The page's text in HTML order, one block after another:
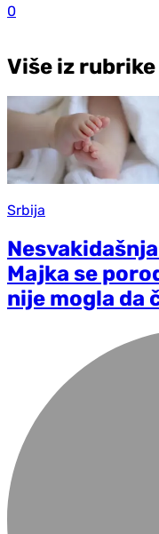
0
Više iz rubrike
Srbija
Majka se
nije mogla da